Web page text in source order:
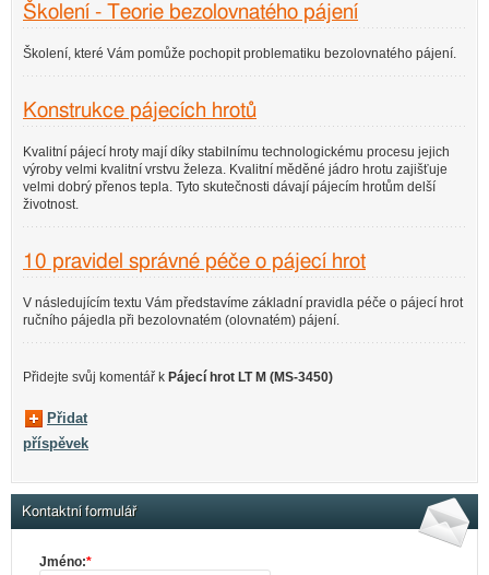
Školení - Teorie bezolovnatého pájení
Školení, které Vám pomůže pochopit problematiku bezolovnatého pájení.
Konstrukce pájecích hrotů
Kvalitní pájecí hroty mají díky stabilnímu technologickému procesu jejich
výroby velmi kvalitní vrstvu železa. Kvalitní měděné jádro hrotu zajišťuje
velmi dobrý přenos tepla. Tyto skutečnosti dávají pájecím hrotům delší
životnost.
10 pravidel správné péče o pájecí hrot
V následujícím textu Vám představíme základní pravidla péče o pájecí hrot
ručního pájedla při bezolovnatém (olovnatém) pájení.
Přidejte svůj komentář k Pájecí hrot LT M (MS-3450)
Přidat
příspěvek
Kontaktní formulář
Jméno:*